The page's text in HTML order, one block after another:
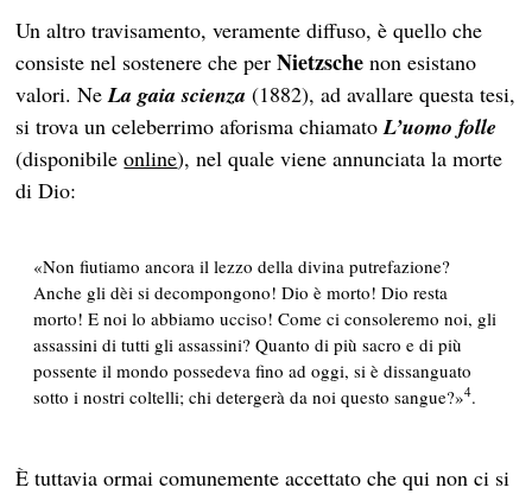
Un altro travisamento, veramente diffuso, è quello che
consiste nel sostenere che perNietzsche non esistano
valori. NeLa gaia scienza (1882), ad avallare questa tesi,
si trova un celeberrimo aforisma chiamatoL’uomo folle
(disponibileonline), nel quale viene annunciata la morte
di Dio:
«Non fiutiamo ancora il lezzo della divina putrefazione?
Anche gli dèi si decompongono! Dio è morto! Dio resta
morto! E noi lo abbiamo ucciso! Come ci consoleremo noi, gli
assassini di tutti gli assassini? Quanto di più sacro e di più
possente il mondo possedeva fino ad oggi, si è dissanguato
sotto i nostri coltelli; chi detergerà da noi questo sangue?»4.
È tuttavia ormai comunemente accettato che qui non ci si